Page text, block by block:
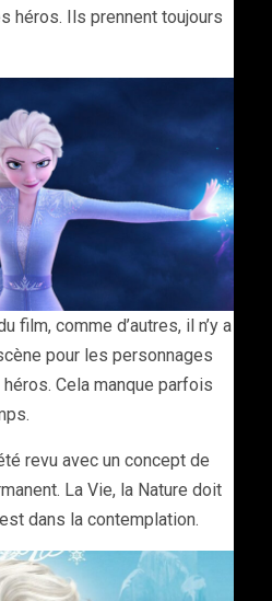
héros. Ils prennent toujours
film, comme d’autres, il n’y a
pour les personnages
Cela manque parfois
revu avec un concept de
La Vie, la Nature doit
dans la contemplation.